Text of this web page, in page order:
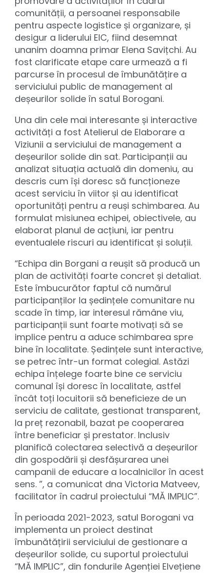
comunității, a persoanei responsabile
pentru aspecte logistice și organizare, și
desigur a liderului EIC, fiind desemnat
unanim doamna primar Elena Savițchi. Au
fost clarificate etape care urmează a fi
parcurse în procesul de îmbunătățire a
serviciului public de management al
deșeurilor solide în satul Borogani.
Una din cele mai interesante și interactive
activități a fost Atelierul de Elaborare a
Viziunii a serviciului de management a
deșeurilor solide din sat. Participanții au
analizat situația actuală din domeniu, au
descris cum își doresc să funcționeze
acest serviciu în viitor și au identificat
oportunități pentru a reuși schimbarea. Au
formulat misiunea echipei, obiectivele, au
elaborat planul de acțiuni, iar pentru
eventualele riscuri au identificat și soluții.
“Echipa din Borgani a reușit să producă un
plan de activități foarte concret și detaliat.
Este îmbucurător faptul că numărul
participanților la ședințele comunitare nu
scade în timp, iar interesul rămâne viu,
participanții sunt foarte motivați să se
implice pentru a aduce schimbarea spre
bine în localitate. Ședințele sunt interactive,
se petrec într-un format colegial. Astăzi
echipa înțelege foarte bine ce serviciu
comunal își doresc în localitate, astfel
încât toți locuitorii să beneficieze de un
serviciu de calitate, gestionat transparent,
la preț rezonabil, bazat pe cooperarea
între beneficiar și prestator. Inclusiv
planifică colectarea selectivă a deșeurilor
din gospodării și desfășurarea unei
campanii de educare a localnicilor în acest
sens. ”, a comunicat dna Victoria Matveev,
facilitator în cadrul proiectului “MĂ IMPLIC”.
În perioada 2021-2023, satul Borogani va
implementa un proiect destinat
îmbunătățirii serviciului de gestionare a
deșeurilor solide, cu suportul proiectului
“MĂ IMPLIC”, din fondurile Agenției Elvețiene